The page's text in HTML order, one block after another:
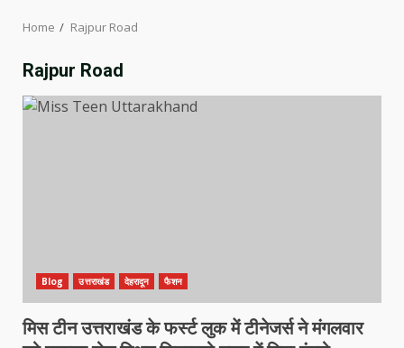
Home Rajpur Road
Rajpur Road
Blog उत्तराखंड देहरादून फैशन
मिस टीन उत्तराखंड के फर्स्ट लुक में टीनेजर्स ने मंगलवार